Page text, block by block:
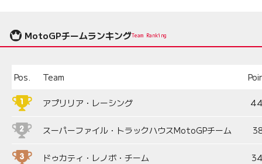
MotoGPチームランキングTeam Ranking
Pos. Team
アプリリア・レーシング
スーパーファイル・トラックハウスMotoGPチーム
ドゥカティ・レノボ・チーム